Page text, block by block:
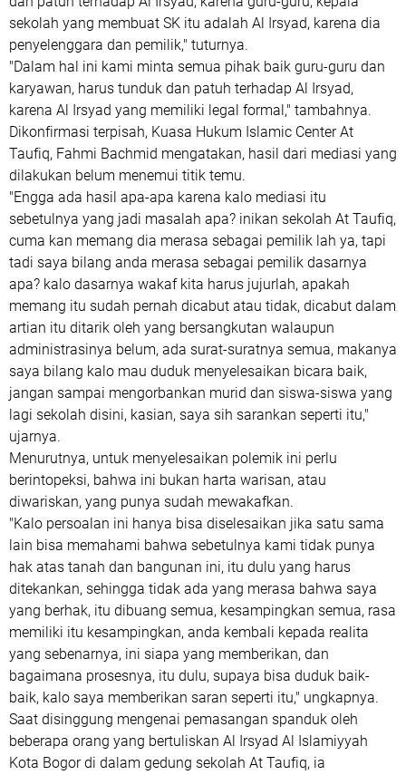
sekolah yang membuat SK itu adalah Al Irsyad, karena dia
penyelenggara dan pemilik," tuturnya.
"Dalam hal ini kami minta semua pihak baik guru-guru dan
karyawan, harus tunduk dan patuh terhadap Al Irsyad,
karena Al Irsyad yang memiliki legal formal," tambahnya.
Dikonfirmasi terpisah, Kuasa Hukum Islamic Center At
Taufiq, Fahmi Bachmid mengatakan, hasil dari mediasi yang
dilakukan belum menemui titik temu.
"Engga ada hasil apa-apa karena kalo mediasi itu
sebetulnya yang jadi masalah apa? inikan sekolah At Taufiq,
cuma kan memang dia merasa sebagai pemilik lah ya, tapi
tadi saya bilang anda merasa sebagai pemilik dasarnya
apa? kalo dasarnya wakaf kita harus jujurlah, apakah
memang itu sudah pernah dicabut atau tidak, dicabut dalam
artian itu ditarik oleh yang bersangkutan walaupun
administrasinya belum, ada surat-suratnya semua, makanya
saya bilang kalo mau duduk menyelesaikan bicara baik,
jangan sampai mengorbankan murid dan siswa-siswa yang
lagi sekolah disini, kasian, saya sih sarankan seperti itu,"
ujarnya.
Menurutnya, untuk menyelesaikan polemik ini perlu
berintopeksi, bahwa ini bukan harta warisan, atau
diwariskan, yang punya sudah mewakafkan.
"Kalo persoalan ini hanya bisa diselesaikan jika satu sama
lain bisa memahami bahwa sebetulnya kami tidak punya
hak atas tanah dan bangunan ini, itu dulu yang harus
ditekankan, sehingga tidak ada yang merasa bahwa saya
yang berhak, itu dibuang semua, kesampingkan semua, rasa
memiliki itu kesampingkan, anda kembali kepada realita
yang sebenarnya, ini siapa yang memberikan, dan
bagaimana prosesnya, itu dulu, supaya bisa duduk baik-
baik, kalo saya memberikan saran seperti itu," ungkapnya.
Saat disinggung mengenai pemasangan spanduk oleh
beberapa orang yang bertuliskan Al Irsyad Al Islamiyyah
Kota Bogor di dalam gedung sekolah At Taufiq, ia